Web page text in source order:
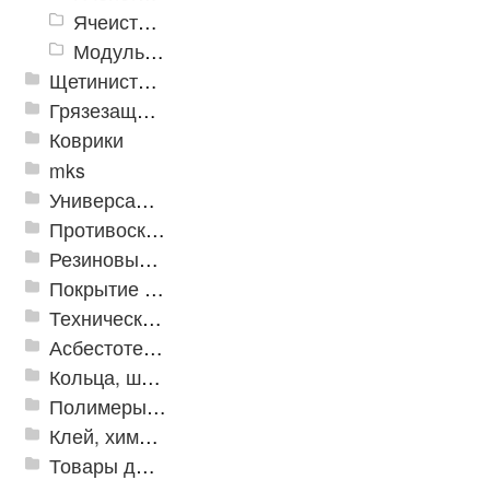
Ячеистые коврик дорожка «Шашки»
Модульное напольное покрытие "Грязезащитные Соты"
Щетинистые покрытия
Грязезащитные, влаговпитывающие покрытия
Коврики
mks
Универсальные модульные покрытия
Противоскользящая защита для лестниц, профили, ленты
Резиновые и ПВХ дорожки
Покрытие из резиновой крошки
Техническая резина
Асбестотехнические и теплоизоляционные материалы
Кольца, шайбы, манжеты
Полимеры и пластики
Клей, химия, сопутствующие товары
Товары для дома